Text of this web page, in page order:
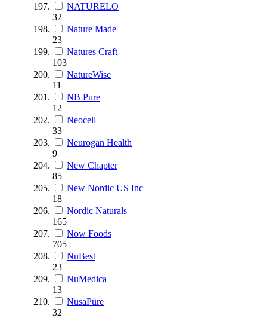
NATURELO
32
Nature Made
23
Natures Craft
103
NatureWise
11
NB Pure
12
Neocell
33
Neurogan Health
9
New Chapter
85
New Nordic US Inc
18
Nordic Naturals
165
Now Foods
705
NuBest
23
NuMedica
13
NusaPure
32